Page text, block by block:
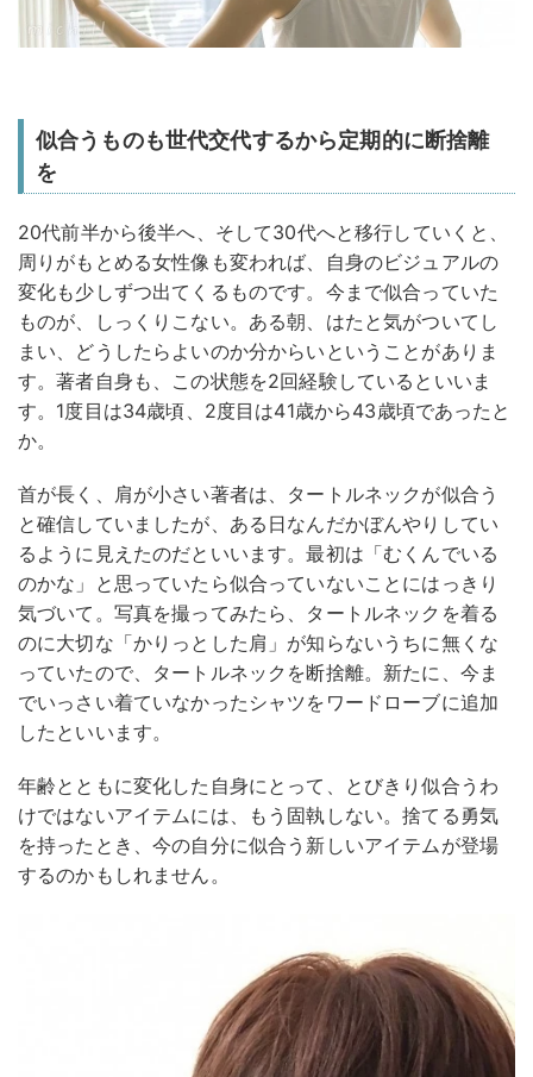
似合うものも世代交代するから定期的に断捨離
を
20代前半から後半へ、そして30代へと移行していくと、
周りがもとめる女性像も変われば、自身のビジュアルの
変化も少しずつ出てくるものです。今まで似合っていた
ものが、しっくりこない。ある朝、はたと気がついてし
まい、どうしたらよいのか分からいということがありま
す。著者自身も、この状態を2回経験しているといいま
す。1度目は34歳頃、2度目は41歳から43歳頃であったと
か。
首が長く、肩が小さい著者は、タートルネックが似合う
と確信していましたが、ある日なんだかぼんやりしてい
るように見えたのだといいます。最初は「むくんでいる
のかな」と思っていたら似合っていないことにはっきり
気づいて。写真を撮ってみたら、タートルネックを着る
のに大切な「かりっとした肩」が知らないうちに無くな
っていたので、タートルネックを断捨離。新たに、今ま
でいっさい着ていなかったシャツをワードローブに追加
したといいます。
年齢とともに変化した自身にとって、とびきり似合うわ
けではないアイテムには、もう固執しない。捨てる勇気
を持ったとき、今の自分に似合う新しいアイテムが登場
するのかもしれません。